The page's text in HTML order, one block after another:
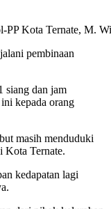
PP Kota Ternate, M.
pembinaan
siang dan jam
kepada orang
masih menduduki
Kota Ternate.
kedapatan lagi